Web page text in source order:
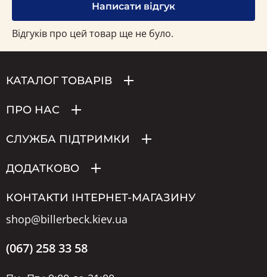
Написати відгук
Відгуків про цей товар ще не було.
КАТАЛОГ ТОВАРІВ
ПРО НАС
СЛУЖБА ПІДТРИМКИ
ДОДАТКОВО
КОНТАКТИ ІНТЕРНЕТ-МАГАЗИНУ
shop@billerbeck.kiev.ua
(067) 258 33 58